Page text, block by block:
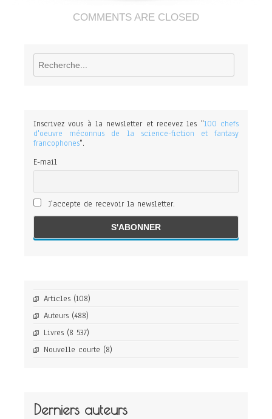
COMMENTS ARE CLOSED
Rechercher
Inscrivez vous à la newsletter et recevez les "100 chefs
d'oeuvre méconnus de la science-fiction et fantasy
francophones".
E-mail
J'accepte de recevoir la newsletter.
Articles (108)
Auteurs (488)
Livres (8 537)
Nouvelle courte (8)
Derniers auteurs